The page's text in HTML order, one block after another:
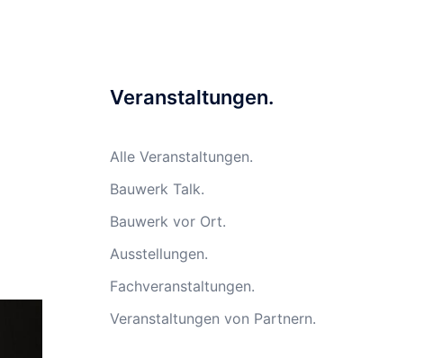
Veranstaltungen.
Alle Veranstaltungen.
Bauwerk Talk.
Bauwerk vor Ort.
Ausstellungen.
Fachveranstaltungen.
Veranstaltungen von Partnern.